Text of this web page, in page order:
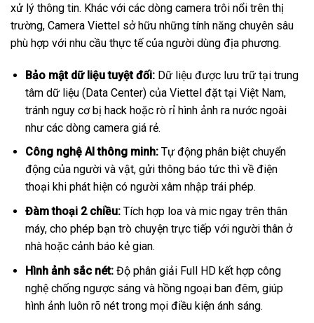
xử lý thông tin. Khác với các dòng camera trôi nổi trên thị
trường, Camera Viettel sở hữu những tính năng chuyên sâu
phù hợp với nhu cầu thực tế của người dùng địa phương.
Bảo mật dữ liệu tuyệt đối:Dữ liệu được lưu trữ tại trung
tâm dữ liệu (Data Center) của Viettel đặt tại Việt Nam,
tránh nguy cơ bị hack hoặc rò rỉ hình ảnh ra nước ngoài
như các dòng camera giá rẻ.
Công nghệ AI thông minh:Tự động phân biệt chuyển
động của người và vật, gửi thông báo tức thì về điện
thoại khi phát hiện có người xâm nhập trái phép.
Đàm thoại 2 chiều:Tích hợp loa và mic ngay trên thân
máy, cho phép bạn trò chuyện trực tiếp với người thân ở
nhà hoặc cảnh báo kẻ gian.
Hình ảnh sắc nét:Độ phân giải Full HD kết hợp công
nghệ chống ngược sáng và hồng ngoại ban đêm, giúp
hình ảnh luôn rõ nét trong mọi điều kiện ánh sáng.